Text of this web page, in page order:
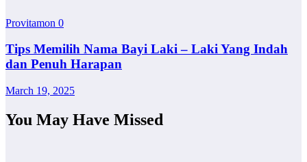
Provitamon 0
Tips Memilih Nama Bayi Laki – Laki Yang Indah
dan Penuh Harapan
March 19, 2025
You May Have Missed